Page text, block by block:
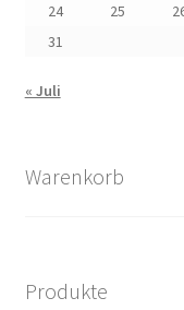
KüKo in der Presse
Angriff auf die
Berlin will
24
25
31
« Juli
Warenkorb
Produkte